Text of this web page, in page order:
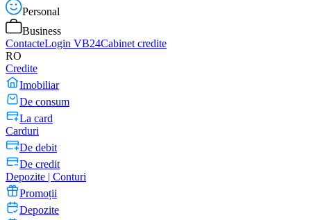
Personal
Business
ContacteLogin VB24Cabinet credite
RO
Credite
Imobiliar
De consum
La card
Carduri
De debit
De credit
Depozite | Conturi
Promoții
Depozite